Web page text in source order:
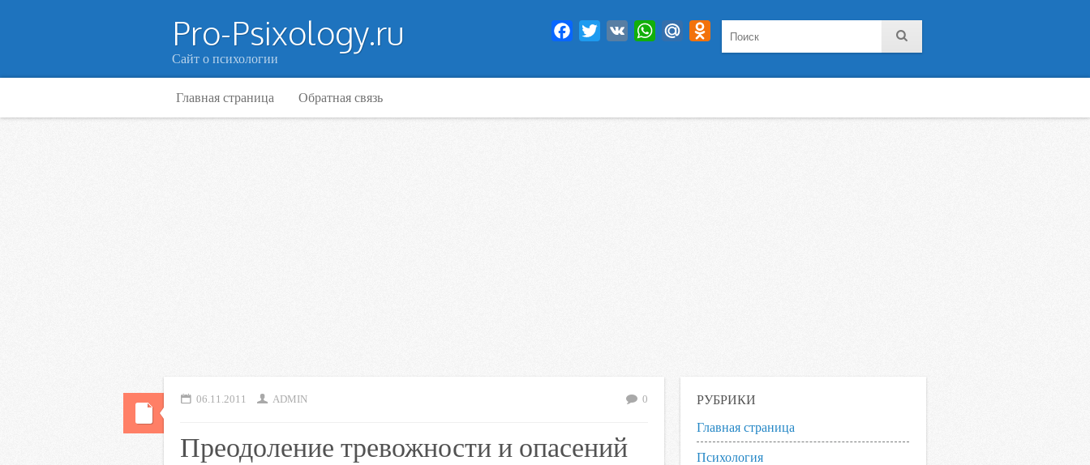
Pro-Psixology.ru
Сайт о психологии
Facebook
Twitter VK WhatsAppMail.RuOdnoklassniki
Главная страница Обратная связь
06.11.2011 ADMIN 0
Преодоление тревожности и опасений
РУБРИКИ
Главная страница
Психология